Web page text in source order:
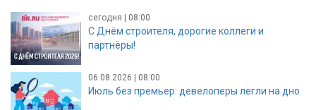
сегодня | 08:00
С Днём строителя, дорогие коллеги и
партнёры!
06.08.2026 | 08:00
Июль без премьер: девелоперы легли на дно